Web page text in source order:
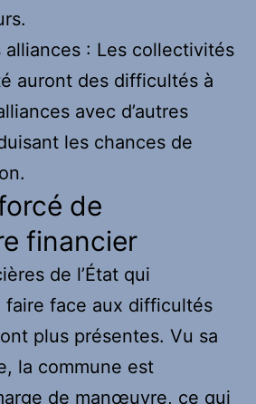
alliances : Les collectivités
auront des difficultés à
avec d’autres
les chances de
de
financier
de l’État qui
faire face aux difficultés
plus présentes. Vu sa
la commune est
de manœuvre, ce qui